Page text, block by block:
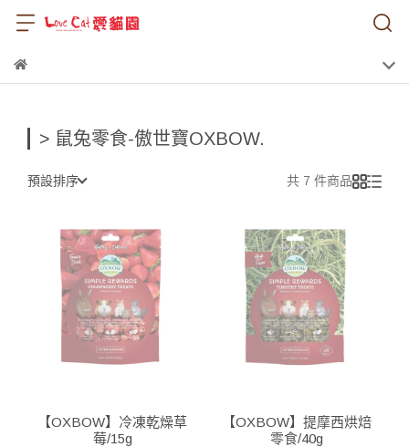
> 鼠兔零食-傲世寶OXBOW.
預設排序 共 7 件商品
【OXBOW】冷凍乾燥草
莓/15g
【OXBOW】提摩西烘焙
零食/40g